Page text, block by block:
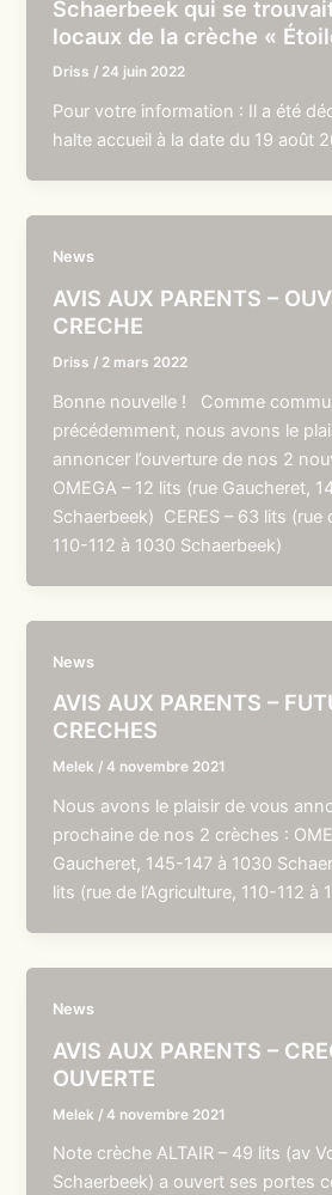
Schaerbeek qui se
locaux de la crèche «
Driss / 24 juin 2022
Pour votre information : Il a été
halte accueil à la date du 19 août
News
AVIS AUX PARENTS –
CRECHE
Driss / 2 mars 2022
Bonne nouvelle ! Comme
précédemment, nous avons le
annoncer l’ouverture de nos 2
OMEGA – 12 lits (rue Gaucheret,
Schaerbeek) CERES – 63 lits (rue
110-112 à 1030 Schaerbeek)
News
AVIS AUX PARENTS –
CRECHES
Melek /4 novembre 2021
Nous avons le plaisir de vous
prochaine de nos 2 crèches :
Gaucheret, 145-147 à 1030
lits (rue de l’Agriculture, 110-112 à
News
AVIS AUX PARENTS –
OUVERTE
Melek /4 novembre 2021
Note crèche ALTAIR – 49 lits (av
Schaerbeek) a ouvert ses portes